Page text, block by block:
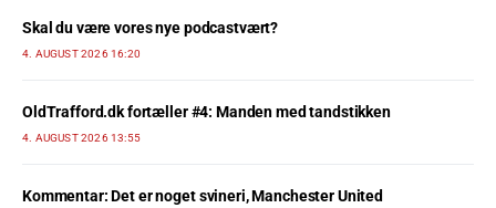
Skal du være vores nye podcastvært?
4. AUGUST 2026 16:20
OldTrafford.dk fortæller #4: Manden med tandstikken
4. AUGUST 2026 13:55
Kommentar: Det er noget svineri, Manchester United